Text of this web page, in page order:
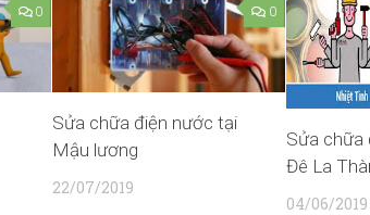
0 0
Sửa chữa điện nước tại
Mậu lương
22/07/2019
Sửa chữa
Đê La
04/06/2019